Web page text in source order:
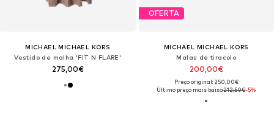
MICHAEL MICHAEL KORS
Vestido de malha 'FIT N FLARE'
275,00€
OFERTA
MICHAEL MICHAEL KORS
Malas de tiracolo
200,00€
Preço original: 250,00€
Último preço mais baixo:212,50€-5%